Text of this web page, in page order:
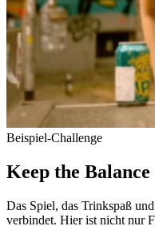
Bei­spiel-Challenge
Keep the Balance
Das Spiel, das Trinkspaß
ver­bindet. Hier ist nicht nur